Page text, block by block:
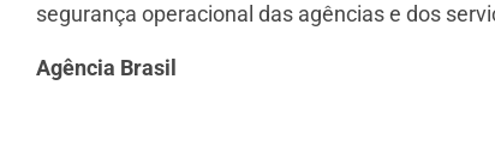
segurança operacional das agências e dos
Agência Brasil